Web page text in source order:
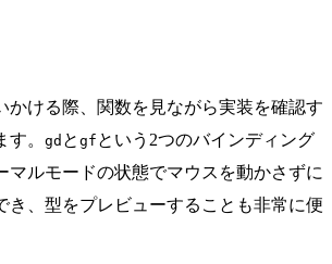
かける際、関数を見ながら実装を確認す
。 gd と gf という2つのバインディング
マルモードの状態でマウスを動かさずに
き、型をプレビューすることも非常に便